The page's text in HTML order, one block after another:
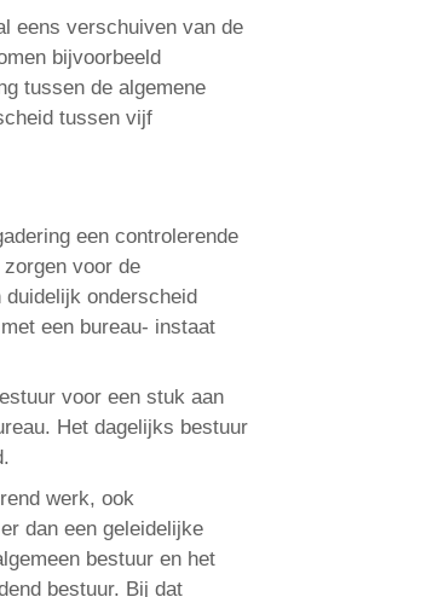
eens verschuiven van de
bijvoorbeeld
tussen de algemene
tussen vijf
een controlerende
voor de
onderscheid
een bureau- instaat
voor een stuk aan
Het dagelijks bestuur
werk, ook
dan een geleidelijke
bestuur en het
bestuur. Bij dat
Log in
Nederlands